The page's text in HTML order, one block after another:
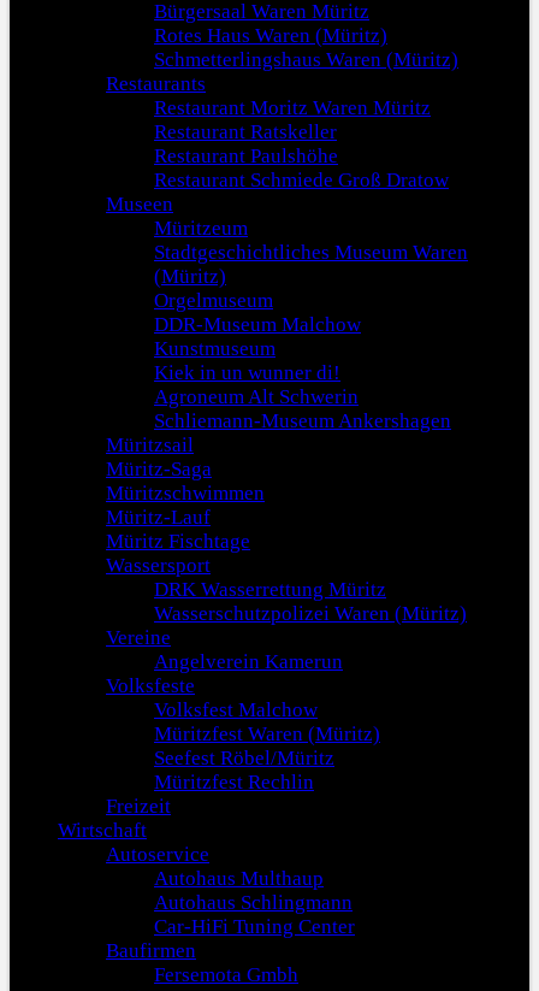
Bürgersaal Waren Müritz
Rotes Haus Waren (Müritz)
Schmetterlingshaus Waren (Müritz)
Restaurants
Restaurant Moritz Waren Müritz
Restaurant Ratskeller
Restaurant Paulshöhe
Restaurant Schmiede Groß Dratow
Museen
Müritzeum
Stadtgeschichtliches Museum Waren
(Müritz)
Orgelmuseum
DDR-Museum Malchow
Kunstmuseum
Kiek in un wunner di!
Agroneum Alt Schwerin
Schliemann-Museum Ankershagen
Müritzsail
Müritz-Saga
Müritzschwimmen
Müritz-Lauf
Müritz Fischtage
Wassersport
DRK Wasserrettung Müritz
Wasserschutzpolizei Waren (Müritz)
Vereine
Angelverein Kamerun
Volksfeste
Volksfest Malchow
Müritzfest Waren (Müritz)
Seefest Röbel/Müritz
Müritzfest Rechlin
Freizeit
Wirtschaft
Autoservice
Autohaus Multhaup
Autohaus Schlingmann
Car-HiFi Tuning Center
Baufirmen
Fersemota Gmbh